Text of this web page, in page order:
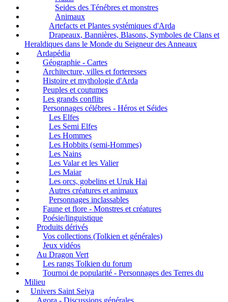
Seides des Ténébres et monstres
Animaux
Artefacts et Plantes systémiques d'Arda
Drapeaux, Bannières, Blasons, Symboles de Clans et
Heraldiques dans le Monde du Seigneur des Anneaux
Ardapédia
Géographie - Cartes
Architecture, villes et forteresses
Histoire et mythologie d'Arda
Peuples et coutumes
Les grands conflits
Personnages célébres - Héros et Séides
Les Elfes
Les Semi Elfes
Les Hommes
Les Hobbits (semi-Hommes)
Les Nains
Les Valar et les Valier
Les Maiar
Les orcs, gobelins et Uruk Hai
Autres créatures et animaux
Personnages inclassables
Faune et flore - Monstres et créatures
Poésie/linguistique
Produits dérivés
Vos collections (Tolkien et générales)
Jeux vidéos
Au Dragon Vert
Les rangs Tolkien du forum
Tournoi de popularité - Personnages des Terres du
Milieu
Univers Saint Seiya
Agora - Discussions générales